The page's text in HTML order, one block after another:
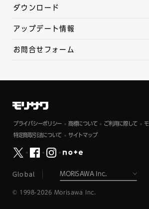
ダウンロード
アップデート情報
お問合せフォーム
プライバシーポリシー 商標について ご利用に際して
特定商取引法について サイトマップ
Global
© 1998-2026 Morisawa Inc.